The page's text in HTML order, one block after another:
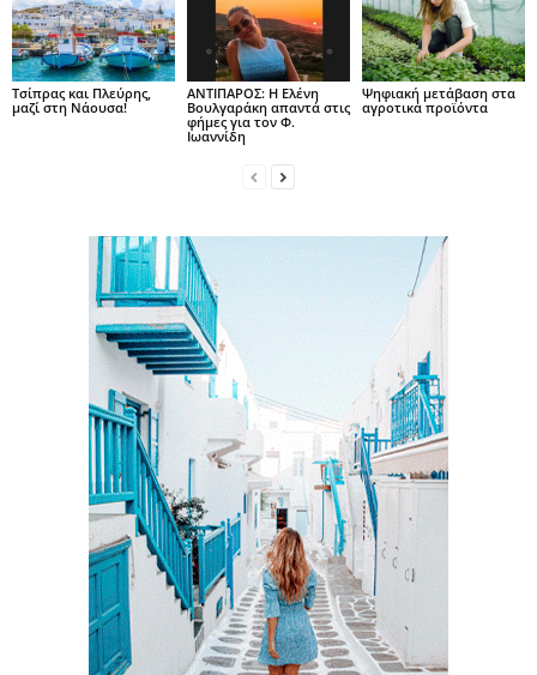
Τσίπρας και Πλεύρης,
μαζί στη Νάουσα!
ΑΝΤΙΠΑΡΟΣ: Η Ελένη
Βουλγαράκη απαντά στις
φήμες για τον Φ.
Ιωαννίδη
Ψηφιακή μετάβαση στα
αγροτικά προϊόντα